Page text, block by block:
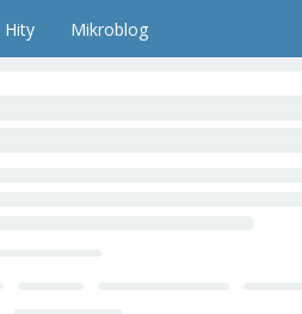
Hity Mikroblog